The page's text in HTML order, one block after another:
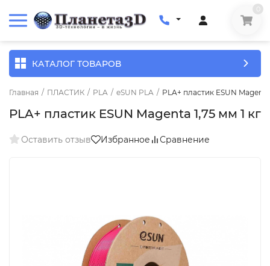
КАТАЛОГ ТОВАРОВ
Главная / ПЛАСТИК / PLA / eSUN PLA / PLA+ пластик ESUN Magenta
PLA+ пластик ESUN Magenta 1,75 мм 1 кг
Оставить отзыв Избранное Сравнение